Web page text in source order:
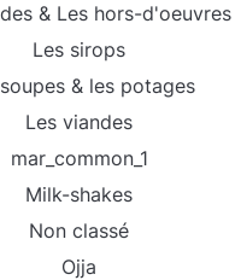
& Les hors-d'oeuvres
Les sirops
& les potages
Les viandes
mar_common_1
Milk-shakes
Non classé
Ojja